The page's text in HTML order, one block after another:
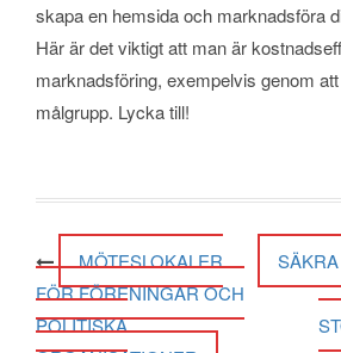
skapa en hemsida och marknadsföra
Här är det viktigt att man är
marknadsföring, exempelvis genom
målgrupp. Lycka till!
Post navigation
MÖTESLOKALER
FÖR FÖRENINGAR OCH
POLITISKA